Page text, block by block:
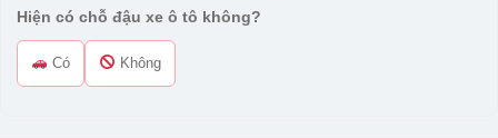
Hiện có chỗ đậu xe ô tô không?
Có Không